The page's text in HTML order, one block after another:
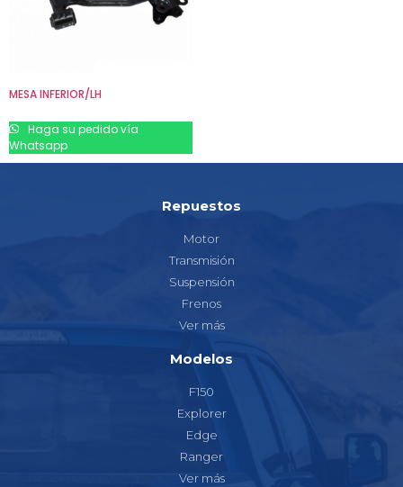
MESA INFERIOR/LH
Haga su pedido vía
Whatsapp
Repuestos
Motor
Transmisión
Suspensión
Frenos
Ver más
Modelos
F150
Explorer
Edge
Ranger
Ver más